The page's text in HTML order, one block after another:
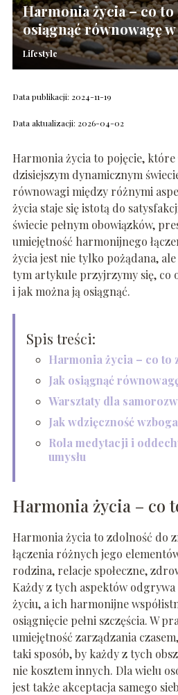
Harmonia życia – co to
osiągnąć równowagę
Lifestyle
Data publikacji: 2024-11-19
Data aktualizacji: 2026-04-02
Harmonia życia to pojęcie,
dzisiejszym dynamicznym
równowagi między różnymi
życia staje się istotą do
świecie pełnym obowiązków,
umiejętność harmonijnego
życia jest nie tylko pożądana,
tym artykule przyjrzymy się, co
i jak można ją osiągnąć.
Spis treści:
Harmonia życia – co to
Jak osiągnąć
Warsztaty dla
Jak wdzięczność
Rola medytacji i
umysłu
Harmonia życia – co
Harmonia życia to zdolność do
łączenia różnych jego
rodzina, relacje społeczne,
Każdy z tych aspektów
życiu, a ich harmonijne
osiągnięcie pełni szczęścia. W
umiejętność zarządzania
taki sposób, by każdy z tych
nie kosztem innych. Dla wielu
jest także akceptacja samego